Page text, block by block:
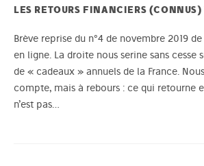
LES RETOURS FINANCIERS
Brève reprise du n°4 de novembre 2019
en ligne. La droite nous serine sans cesse
de « cadeaux » annuels de la France.
compte, mais à rebours : ce qui retourne
n’est pas…